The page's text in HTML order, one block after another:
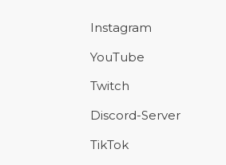
Instagram
YouTube
Twitch
Discord-Server
TikTok